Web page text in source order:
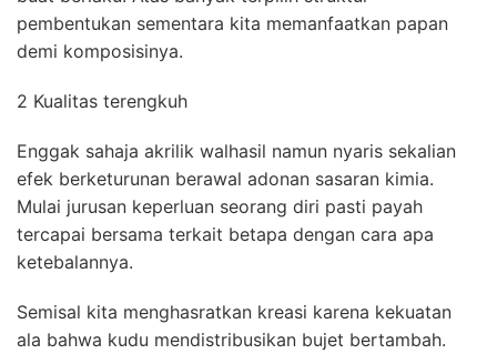
pembentukan sementara kita memanfaatkan papan
demi komposisinya.
2 Kualitas terengkuh
Enggak sahaja akrilik walhasil namun nyaris sekalian
efek berketurunan berawal adonan sasaran kimia.
Mulai jurusan keperluan seorang diri pasti payah
tercapai bersama terkait betapa dengan cara apa
ketebalannya.
Semisal kita menghasratkan kreasi karena kekuatan
ala bahwa kudu mendistribusikan bujet bertambah.